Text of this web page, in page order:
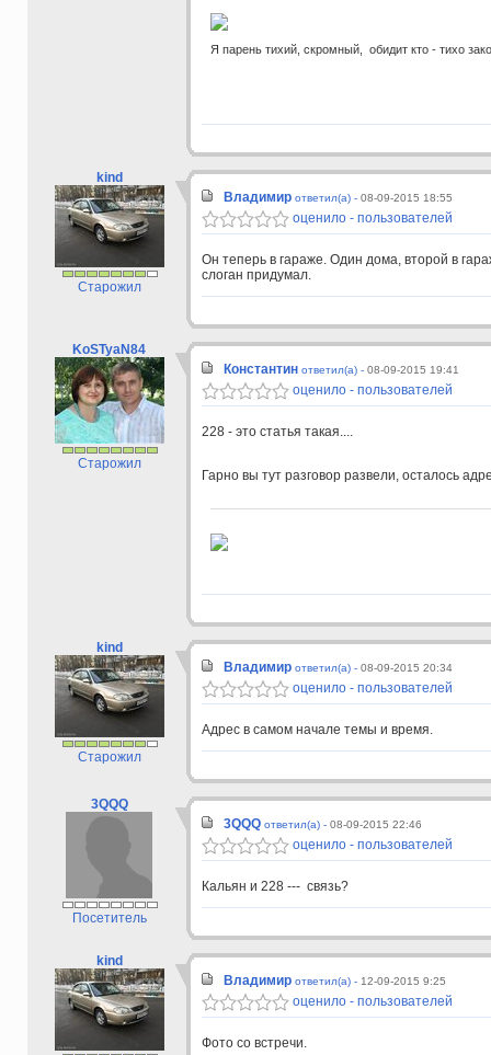
Я парень тихий, скромный, обидит кто - тихо
kind
Старожил
Владимир ответил(а) - 08-09-2015 18:55
оценило - пользователей
Он теперь в гараже. Один дома, второй в
слоган придумал.
KoSTyaN84
Старожил
Константин ответил(а) - 08-09-2015 19:41
оценило - пользователей
228 - это статья такая....
Гарно вы тут разговор развели, осталось
kind
Старожил
Владимир ответил(а) - 08-09-2015 20:34
оценило - пользователей
Адрес в самом начале темы и время.
3QQQ
Посетитель
3QQQ ответил(а) - 08-09-2015 22:46
оценило - пользователей
Кальян и 228 --- связь?
kind
Владимир ответил(а) - 12-09-2015 9:25
оценило - пользователей
Фото со встречи.